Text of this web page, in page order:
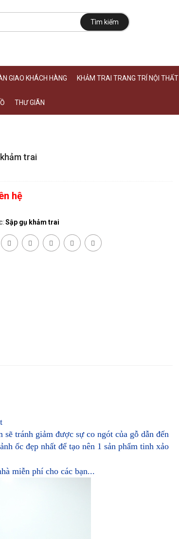
Tìm kiếm
GIAO KHÁCH HÀNG KHẢM TRAI TRANG TRÍ NỘI THẤT
THƯ GIÃN
trai
hệ
Sập gụ khảm trai
tránh giảm được sự co ngót của gỗ dẫn đến
ốc đẹp nhất để tạo nên 1 sản phẩm tinh xảo
miễn phí cho các bạn...